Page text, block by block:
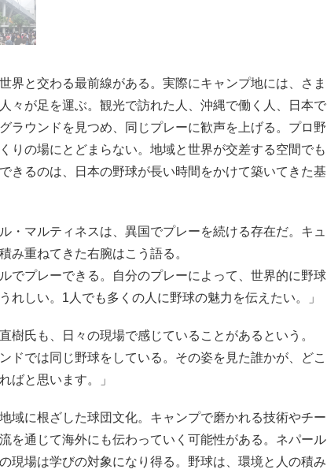
界と交わる最前線がある。実際にキャンプ地には、さま
々が足を運ぶ。観光で訪れた人、沖縄で働く人、日本で
ラウンドを見つめ、同じプレーに歓声を上げる。プロ野
りの場にとどまらない。地域と世界が交差する空間でも
きるのは、日本の野球が長い時間をかけて築いてきた基
・マルティネスは、異国でプレーを続ける存在だ。キュ
み重ねてきた右腕はこう語る。
でプレーできる。自分のプレーによって、世界的に野球
れしい。1人でも多くの人に野球の魅力を伝えたい。」
氏も、日々の現場で感じていることがあるという。
ドでは同じ野球をしている。その姿を見た誰かが、どこ
ばと思います。」
域に根ざした球団文化。キャンプで磨かれる技術やチー
を通じて海外にも伝わっていく可能性がある。ネパール
現場は学びの対象になり得る。野球は、環境と人の積み